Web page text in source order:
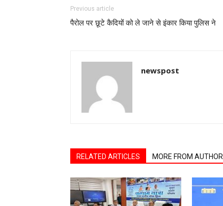
Previous article
पैरोल पर छूटे कैदियों को ले जाने से इंकार किया पुलिस ने
newspost
RELATED ARTICLES MORE FROM AUTHOR